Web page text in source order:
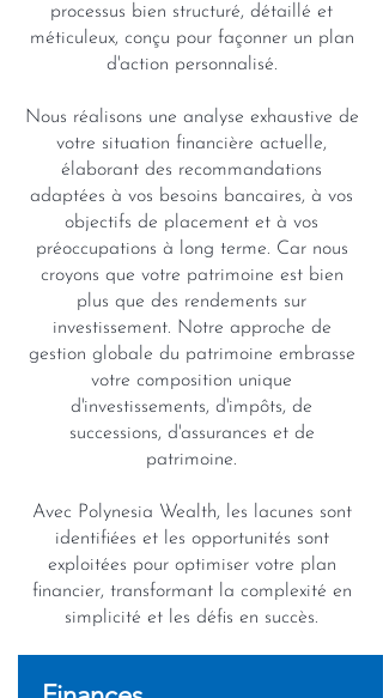
processus bien structuré, détaillé et
méticuleux, conçu pour façonner un plan
d'action personnalisé.
Nous réalisons une analyse exhaustive de
votre situation financière actuelle,
élaborant des recommandations
adaptées à vos besoins bancaires, à vos
objectifs de placement et à vos
préoccupations à long terme. Car nous
croyons que votre patrimoine est bien
plus que des rendements sur
investissement. Notre approche de
gestion globale du patrimoine embrasse
votre composition unique
d'investissements, d'impôts, de
successions, d'assurances et de
patrimoine.
Avec Polynesia Wealth, les lacunes sont
identifiées et les opportunités sont
exploitées pour optimiser votre plan
financier, transformant la complexité en
simplicité et les défis en succès.